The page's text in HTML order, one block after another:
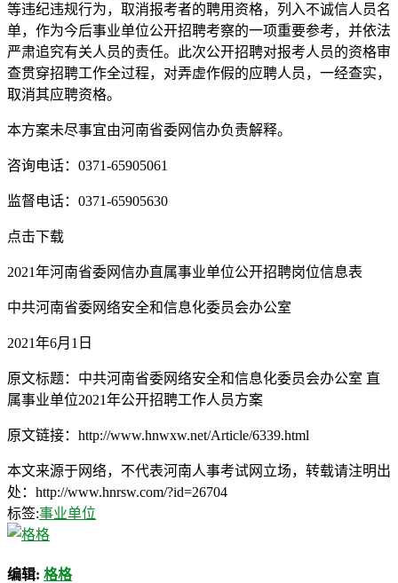
等违纪违规行为，取消报考者的聘用资格，列入不诚信人员名
单，作为今后事业单位公开招聘考察的一项重要参考，并依法
严肃追究有关人员的责任。此次公开招聘对报考人员的资格审
查贯穿招聘工作全过程，对弄虚作假的应聘人员，一经查实，
取消其应聘资格。
本方案未尽事宜由河南省委网信办负责解释。
咨询电话：0371-65905061
监督电话：0371-65905630
点击下载
2021年河南省委网信办直属事业单位公开招聘岗位信息表
中共河南省委网络安全和信息化委员会办公室
2021年6月1日
原文标题：中共河南省委网络安全和信息化委员会办公室 直
属事业单位2021年公开招聘工作人员方案
原文链接：http://www.hnwxw.net/Article/6339.html
本文来源于网络，不代表河南人事考试网立场，转载请注明出
处：http://www.hnrsw.com/?id=26704
标签:事业单位
编辑: 格格